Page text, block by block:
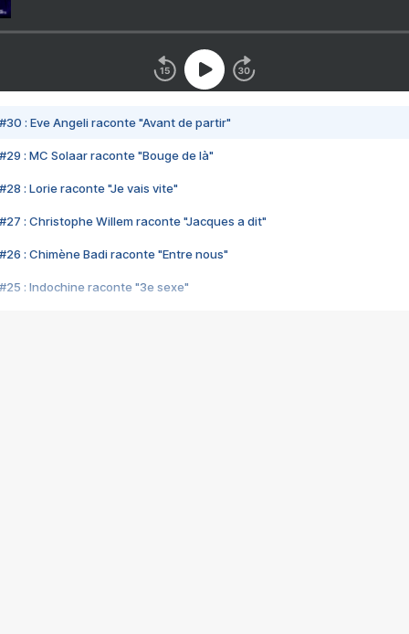
#30 : Eve Angeli raconte "Avant de partir"
#29 : MC Solaar raconte "Bouge de là"
#28 : Lorie raconte "Je vais vite"
#27 : Christophe Willem raconte "Jacques a dit"
#26 : Chimène Badi raconte "Entre nous"
#25 : Indochine raconte "3e sexe"